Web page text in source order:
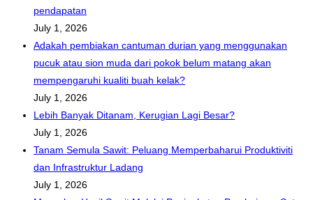
pendapatan
July 1, 2026
Adakah pembiakan cantuman durian yang menggunakan
pucuk atau sion muda dari pokok belum matang akan
mempengaruhi kualiti buah kelak?
July 1, 2026
Lebih Banyak Ditanam, Kerugian Lagi Besar?
July 1, 2026
Tanam Semula Sawit: Peluang Memperbaharui Produktiviti
dan Infrastruktur Ladang
July 1, 2026